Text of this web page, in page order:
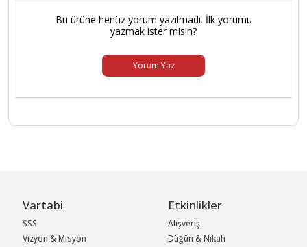
Bu ürüne henüz yorum yazılmadı. İlk yorumu
yazmak ister misin?
Yorum Yaz
Vartabi
SSS
Vizyon & Misyon
Etkinlikler
Alışveriş
Düğün & Nikah